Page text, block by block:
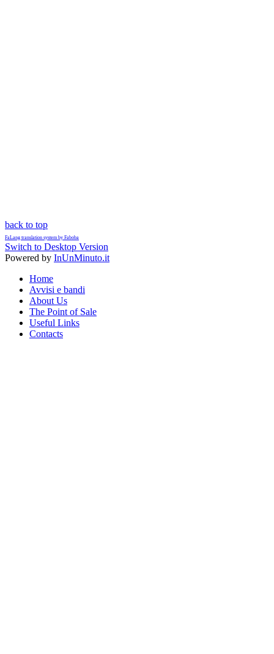
back to top
FaLang translation system by Faboba
Switch to Desktop Version
Powered by InUnMinuto.it
Home
Avvisi e bandi
About Us
The Point of Sale
Useful Links
Contacts